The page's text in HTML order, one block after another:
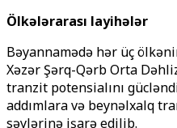
Ölkələrarası layihələr
Bəyannamədə hər üç
Xəzər Şərq-Qərb Orta
tranzit potensialını
addımlara və beynəlxalq
səylərinə işarə edilib.